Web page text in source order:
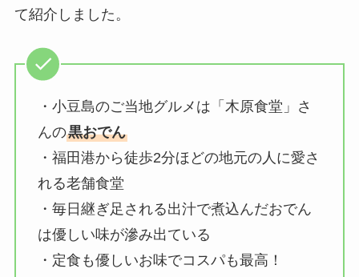
て紹介しました。
・小豆島のご当地グルメは「木原食堂」さ
んの黒おでん
・福田港から徒歩2分ほどの地元の人に愛さ
れる老舗食堂
・毎日継ぎ足される出汁で煮込んだおでん
は優しい味が滲み出ている
・定食も優しいお味でコスパも最高！